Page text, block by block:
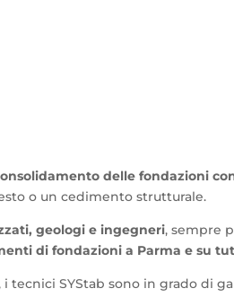
delle fondazioni
o un cedimento strutturale.
geologi e ingegneri, sempre
di fondazioni a Parma e su
tecnici SYStab sono in grado di